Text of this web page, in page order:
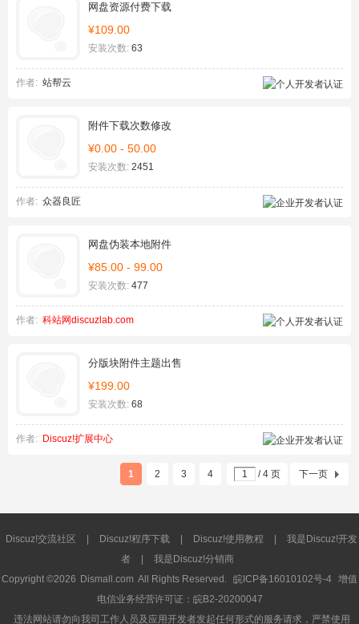
网盘资源付费下载
¥109.00
安装次数: 63
作者: 站帮云
附件下载次数修改
¥0.00 - 50.00
安装次数: 2451
作者: 众器良匠
网盘伪装本地附件
¥85.00 - 99.00
安装次数: 477
作者: 科站网discuzlab.com
分版块附件主题出售
¥199.00
安装次数: 68
作者: Discuz!扩展中心
1 2 3 4 / 4 页 下一页
Discuz!交流社区 Discuz!程序下载 Discuz!使用教程
我是Discuz!开发
者
我是Discuz!分销商
Copyright ©2026 Dismall.com All Rights Reserved. 皖ICP备16010102号-4 增值
电信业务经营许可证：皖B2-20200047
违法网站请勿向我司工作人员及应用开发者发起任何形式的服务请求，严禁使用